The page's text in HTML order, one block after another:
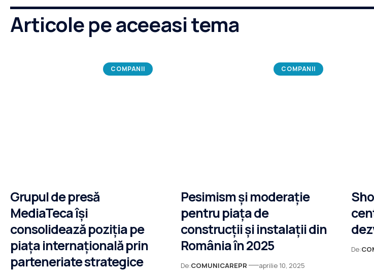
Articole pe aceeasi tema
COMPANII
Grupul de presă
MediaTeca își
consolidează poziția pe
piața internațională prin
parteneriate strategice
COMPANII
Pesimism și moderație
pentru piața de
construcții și instalații din
România în 2025
De:COMUNICAREPR aprilie 10, 2025
De: